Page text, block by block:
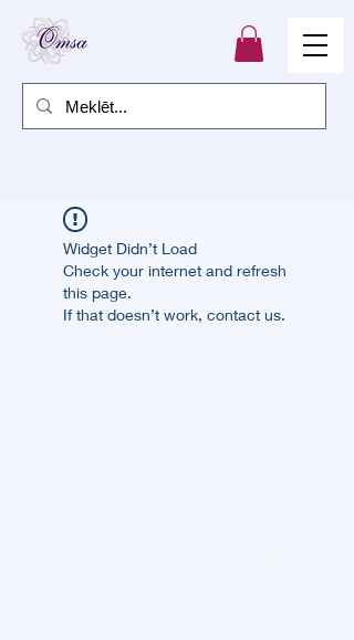
Widget Didn’t Load
Check your internet and refresh
this page.
If that doesn’t work, contact us.